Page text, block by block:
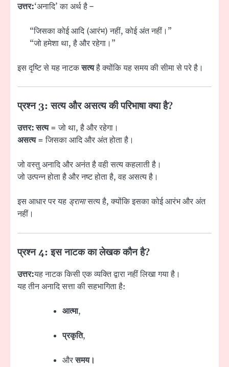
उत्तर:‘अनादि’ का अर्थ है –
“जिसका कोई आदि (आरंभ) नहीं, कोई अंत नहीं।”
“जो हमेशा था, है और रहेगा।”
इस दृष्टि से यह नाटकसत्यहै क्योंकि यह समय की सीमा से परे है।
प्रश्न 3: सत्य और असत्य की परिभाषा क्या है?
उत्तर:सत्य= जो था, है और रहेगा।
असत्य= जिसका आदि और अंत होता है।
जो वस्तु अनादि और अनंत है वही सत्य कहलाती है।
जो उत्पन्न होता है और नष्ट होता है, वह असत्य है।
इस आधार पर यह ड्रामासत्य है, क्योंकि इसका कोई आरंभ और अंत
नहीं।
प्रश्न 4: इस नाटक का लेखक कौन है?
उत्तर:यह नाटक किसी एक व्यक्ति द्वारा नहीं लिखा गया है।
यह तीन अनादि सत्ता की सहभागिता है:
आत्मा,
प्रकृति,
औरसमय।